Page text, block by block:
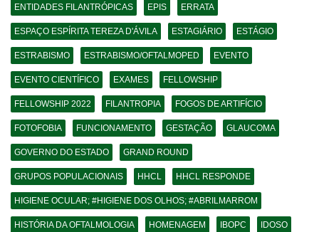
ENTIDADES FILANTRÓPICAS EPIS ERRATA
ESPAÇO ESPÍRITA TEREZA D'ÁVILA ESTAGIÁRIO ESTÁGIO
ESTRABISMO ESTRABISMO/OFTALMOPED EVENTO
EVENTO CIENTÍFICO EXAMES FELLOWSHIP
FELLOWSHIP 2022 FILANTROPIA FOGOS DE ARTIFÍCIO
FOTOFOBIA FUNCIONAMENTO GESTAÇÃO GLAUCOMA
GOVERNO DO ESTADO GRAND ROUND
GRUPOS POPULACIONAIS HHCL HHCL RESPONDE
HIGIENE OCULAR; #HIGIENE DOS OLHOS; #ABRILMARROM
HISTÓRIA DA OFTALMOLOGIA HOMENAGEM IBOPC IDOSO